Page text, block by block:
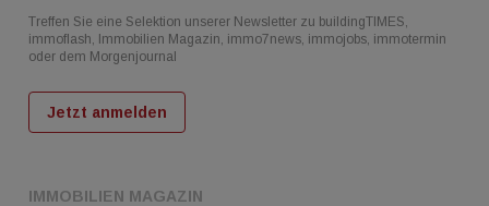
IMMOBILIEN MAGAZIN
Treffen Sie eine Selektion unserer Newsletter zu buildingTIMES,
immoflash, Immobilien Magazin, immo7news, immojobs, immotermin
oder dem Morgenjournal
Jetzt anmelden